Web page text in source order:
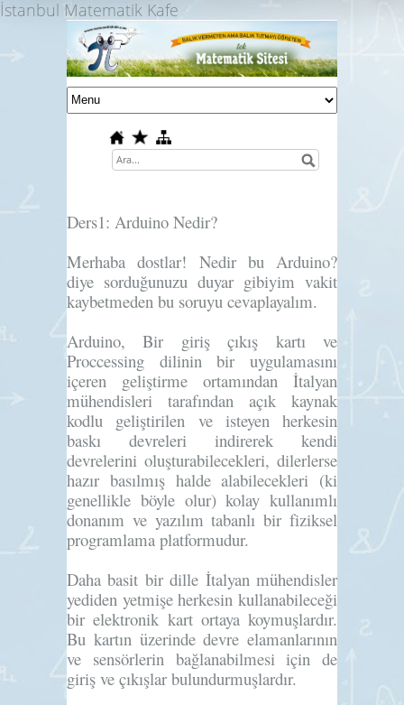
İstanbul Matematik Kafe
Ders1: Arduino Nedir?
Merhaba dostlar! Nedir bu Arduino?
diye sorduğunuzu duyar gibiyim vakit
kaybetmeden bu soruyu cevaplayalım.
Arduino, Bir giriş çıkış kartı ve
Proccessing dilinin bir uygulamasını
içeren geliştirme ortamından İtalyan
mühendisleri tarafından açık kaynak
kodlu geliştirilen ve isteyen herkesin
baskı devreleri indirerek kendi
devrelerini oluşturabilecekleri, dilerlerse
hazır basılmış halde alabilecekleri (ki
genellikle böyle olur) kolay kullanımlı
donanım ve yazılım tabanlı bir fiziksel
programlama platformudur.
Daha basit bir dille İtalyan mühendisler
yediden yetmişe herkesin kullanabileceği
bir elektronik kart ortaya koymuşlardır.
Bu kartın üzerinde devre elamanlarının
ve sensörlerin bağlanabilmesi için de
giriş ve çıkışlar bulundurmuşlardır.